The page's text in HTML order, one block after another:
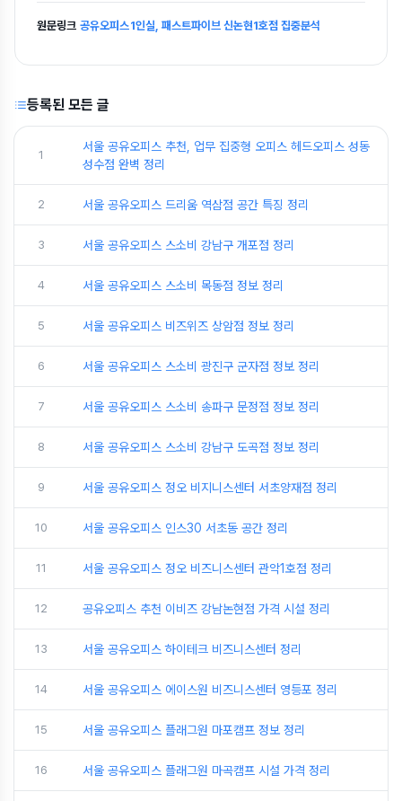
원문링크 공유오피스 1인실, 패스트파이브 신논현1호점 집중분석
등록된 모든 글
1
서울 공유오피스 추천, 업무 집중형 오피스 헤드오피스 성동
성수점 완벽 정리
2 서울 공유오피스 드리움 역삼점 공간 특징 정리
3 서울 공유오피스 스소비 강남구 개포점 정리
4 서울 공유오피스 스소비 목동점 정보 정리
5 서울 공유오피스 비즈위즈 상암점 정보 정리
6 서울 공유오피스 스소비 광진구 군자점 정보 정리
7 서울 공유오피스 스소비 송파구 문정점 정보 정리
8 서울 공유오피스 스소비 강남구 도곡점 정보 정리
9 서울 공유오피스 정오 비지니스센터 서초양재점 정리
10 서울 공유오피스 인스30 서초동 공간 정리
11 서울 공유오피스 정오 비즈니스센터 관악1호점 정리
12 공유오피스 추천 이비즈 강남논현점 가격 시설 정리
13 서울 공유오피스 하이테크 비즈니스센터 정리
14 서울 공유오피스 에이스원 비즈니스센터 영등포 정리
15 서울 공유오피스 플래그원 마포캠프 정보 정리
16 서울 공유오피스 플래그원 마곡캠프 시설 가격 정리